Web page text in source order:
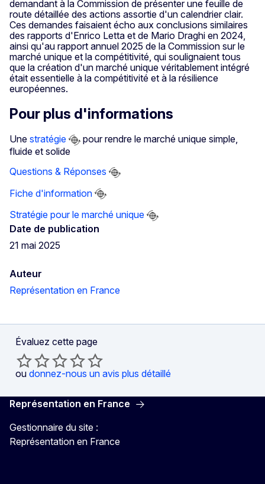
demandant à la Commission de présenter une feuille de
route détaillée des actions assortie d'un calendrier clair.
Ces demandes faisaient écho aux conclusions similaires
des rapports d'Enrico Letta et de Mario Draghi en 2024,
ainsi qu'au rapport annuel 2025 de la Commission sur le
marché unique et la compétitivité, qui soulignaient tous
que la création d'un marché unique véritablement intégré
était essentielle à la compétitivité et à la résilience
européennes.
Pour plus d'informations
Une stratégie
pour rendre le marché unique simple,
fluide et solide
Questions & Réponses
Fiche d'information
Stratégie pour le marché unique
Date de publication
21 mai 2025
Auteur
Représentation en France
Évaluez cette page
ou donnez-nous un avis plus détaillé
Représentation en France
Gestionnaire du site :
Représentation en France